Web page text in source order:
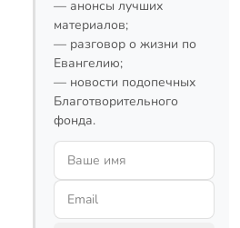
— анонсы лучших
материалов;
— разговор о жизни по
Евангелию;
— новости подопечных
Благотворительного
фонда.